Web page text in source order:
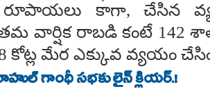
రూపాయలు కాగా, చేసిన
వార్షిక రాబడి కంటే 142
కోట్ల మేర ఎక్కువ వ్యయం
గాంధీ సభకు లైన్ క్లియర్.!